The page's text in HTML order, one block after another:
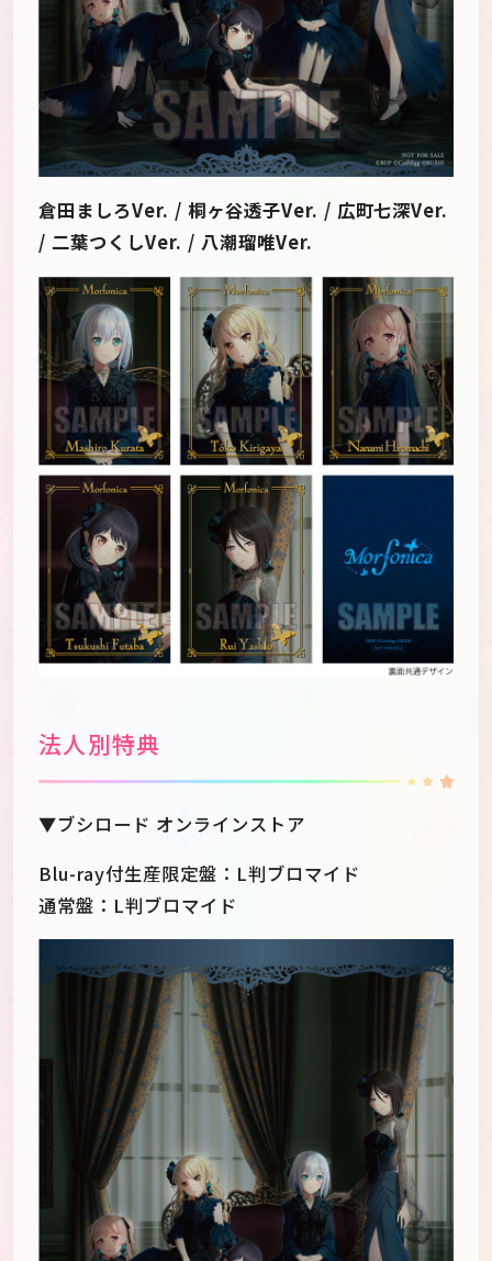
倉田ましろVer. / 桐ヶ谷透子Ver. / 広町七深Ver.
/ 二葉つくしVer. / 八潮瑠唯Ver.
法人別特典
▼ブシロード オンラインストア
Blu-ray付生産限定盤：L判ブロマイド
通常盤：L判ブロマイド